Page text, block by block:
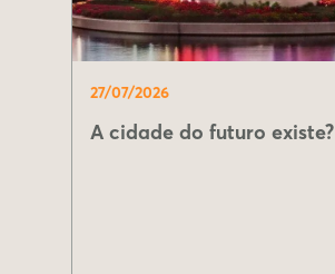
27/07/2026
A cidade do futuro existe?